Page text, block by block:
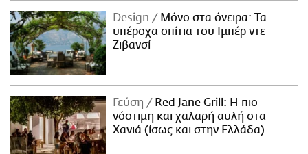
Design
Μόνο στα όνειρα: Τα
υπέροχα σπίτια του Ιμπέρ ντε
Ζιβανσί
Γεύση
Red Jane Grill: Η πιο
νόστιμη και χαλαρή αυλή στα
Χανιά (ίσως και στην Ελλάδα)